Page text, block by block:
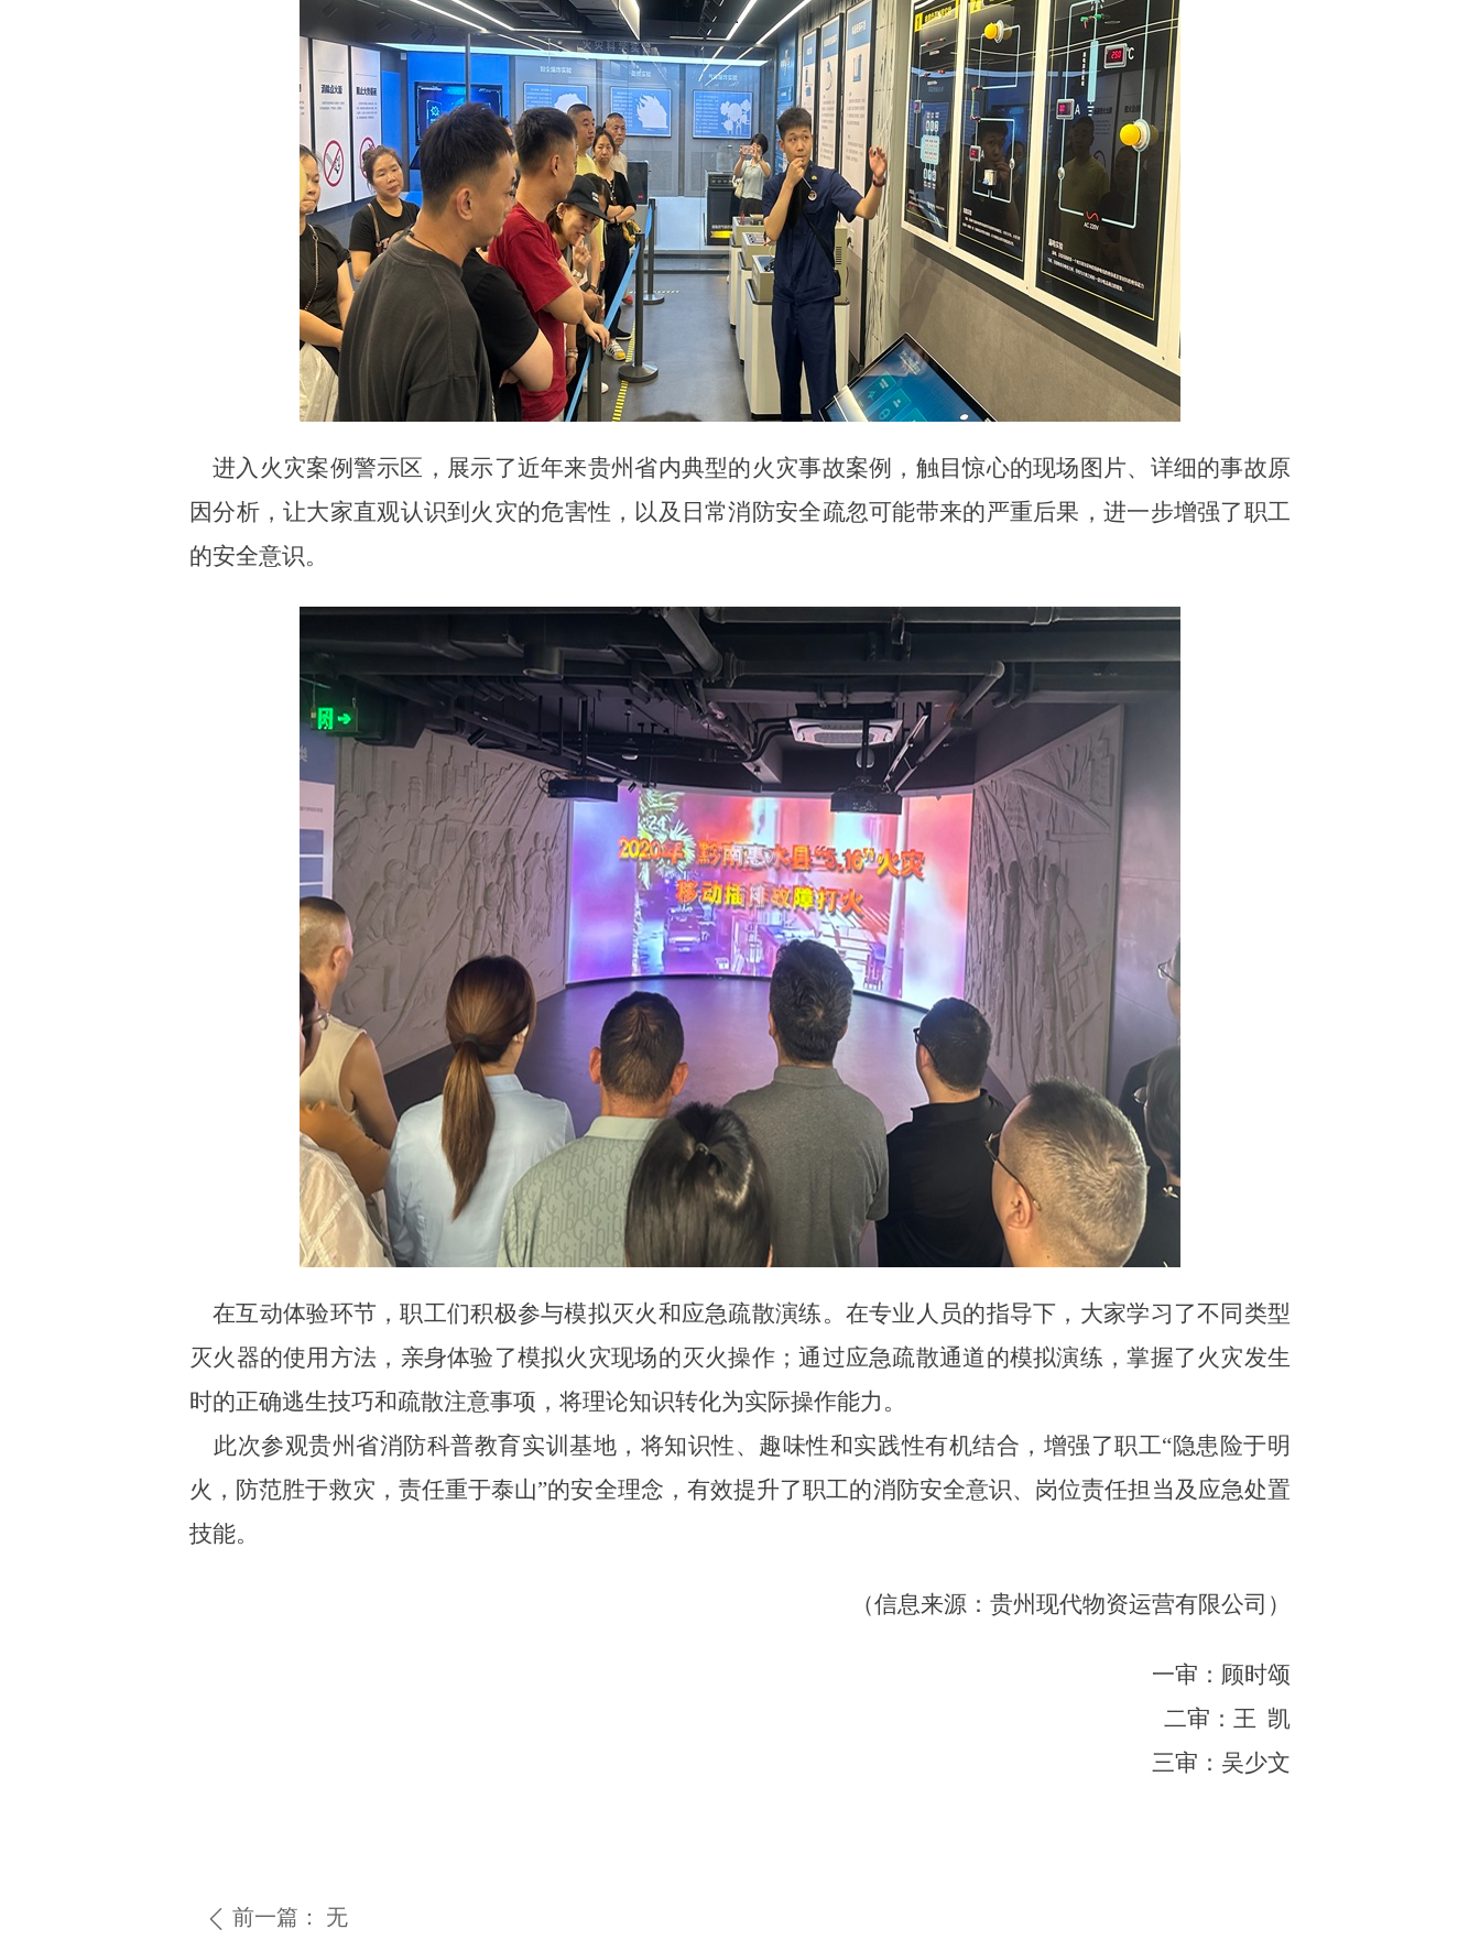
进入火灾案例警示区，展示了近年来贵州省内典型的火灾事故案例，触目惊心的现场图片、详细的事故原
因分析，让大家直观认识到火灾的危害性，以及日常消防安全疏忽可能带来的严重后果，进一步增强了职工
的安全意识。
在互动体验环节，职工们积极参与模拟灭火和应急疏散演练。在专业人员的指导下，大家学习了不同类型
灭火器的使用方法，亲身体验了模拟火灾现场的灭火操作；通过应急疏散通道的模拟演练，掌握了火灾发生
时的正确逃生技巧和疏散注意事项，将理论知识转化为实际操作能力。
此次参观贵州省消防科普教育实训基地，将知识性、趣味性和实践性有机结合，增强了职工“隐患险于明
火，防范胜于救灾，责任重于泰山”的安全理念，有效提升了职工的消防安全意识、岗位责任担当及应急处置
技能。
（信息来源：贵州现代物资运营有限公司）
一审：顾时颂
二审：王 凯
三审：吴少文
ꄴ 前一篇： 无